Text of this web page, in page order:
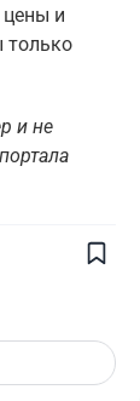
и
только
и не